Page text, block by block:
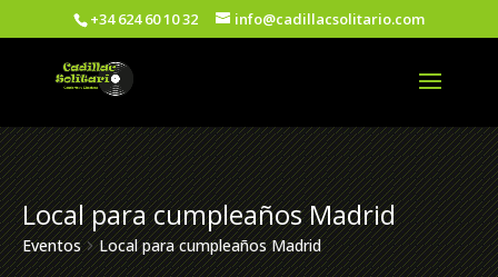
+34 624 60 10 32 info@cadillacsolitario.com
Local para cumpleaños Madrid
Eventos Local para cumpleaños Madrid